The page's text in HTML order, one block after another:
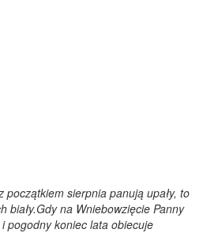
początkiem sierpnia panują upały, to
biały.Gdy na Wniebowzięcie Panny
i pogodny koniec lata obiecuje